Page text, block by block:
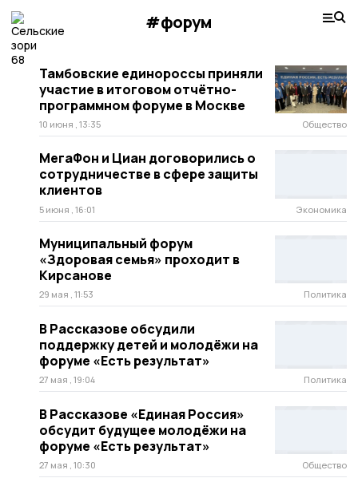
#форум
Тамбовские единороссы приняли
участие в итоговом отчётно-
программном форуме в Москве
10 июня , 13:35 Общество
МегаФон и Циан договорились о
сотрудничестве в сфере защиты
клиентов
5 июня , 16:01 Экономика
Муниципальный форум
«Здоровая семья» проходит в
Кирсанове
29 мая , 11:53 Политика
В Рассказове обсудили
поддержку детей и молодёжи на
форуме «Есть результат»
27 мая , 19:04 Политика
В Рассказове «Единая Россия»
обсудит будущее молодёжи на
форуме «Есть результат»
27 мая , 10:30 Общество